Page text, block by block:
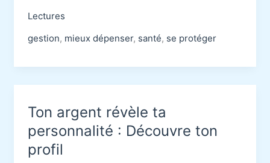
de
l’argent
Changer
ta
financière
Lectures
gestion, mieux dépenser, santé, se protéger
Ton argent révèle ta
personnalité : Découvre ton
profil